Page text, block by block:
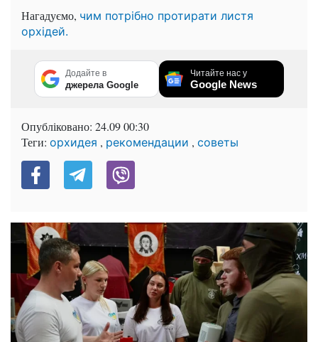
Нагадуємо, чим потрібно протирати листя
орхідей.
Додайте в
джерела Google
Читайте нас у
Google News
Опубліковано: 24.09 00:30
Теги: орхидея , рекомендации , советы